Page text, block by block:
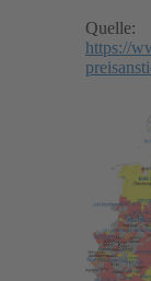
Quelle:
https://